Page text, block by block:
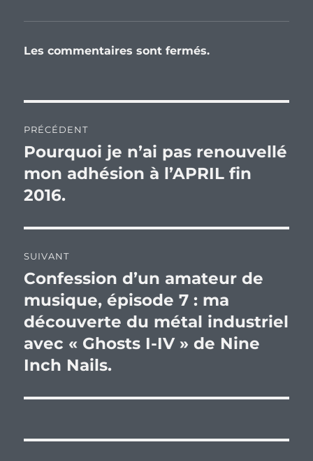
Les commentaires sont fermés.
de
l’article
PRÉCÉDENT
Publication
précédente :
Pourquoi je n’ai pas renouvellé
mon adhésion à l’APRIL fin
2016.
SUIVANT
Publication
suivante :
Confession d’un amateur de
musique, épisode 7 : ma
découverte du métal industriel
avec « Ghosts I-IV » de Nine
Inch Nails.